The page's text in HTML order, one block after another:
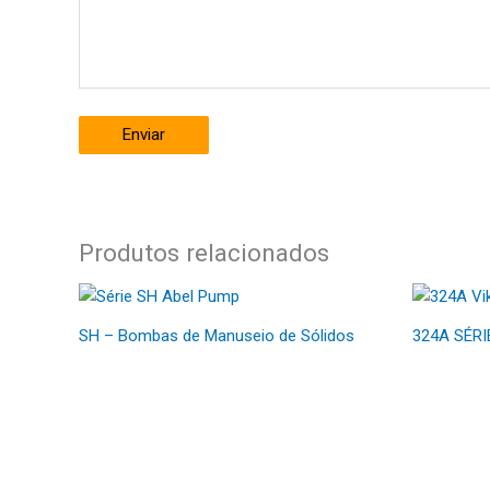
Enviar
Produtos relacionados
SH – Bombas de Manuseio de Sólidos 324A